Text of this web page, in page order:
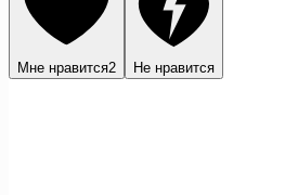
Мне нравится2 Не нравится